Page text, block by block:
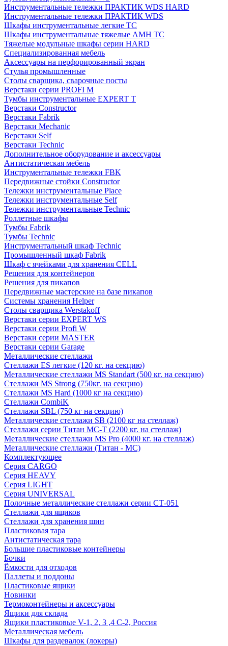
Инструментальные тележки ПРАКТИК WDS HARD
Инструментальные тележки ПРАКТИК WDS
Шкафы инструментальные легкие ТС
Шкафы инструментальные тяжелые AMH TC
Тяжелые модульные шкафы серии HARD
Cпециализированная мебель
Аксессуары на перфорированный экран
Стулья промышленные
Столы сварщика, сварочные посты
Верстаки серии PROFI M
Тумбы инструментальные EXPERT T
Верстаки Constructor
Верстаки Fabrik
Верстаки Mechanic
Верстаки Self
Верстаки Technic
Дополнительное оборудование и аксессуары
Антистатическая мебель
Инструментальные тележки FBK
Передвижные стойки Constructor
Тележки инструментальные Place
Тележки инструментальные Self
Тележки инструментальные Technic
Роллетные шкафы
Тумбы Fabrik
Тумбы Technic
Инструментальный шкаф Technic
Промышленный шкаф Fabrik
Шкаф с ячейками для хранения CELL
Решения для контейнеров
Решения для пикапов
Передвижные мастерские на базе пикапов
Системы хранения Helper
Столы сварщика Werstakoff
Верстаки серии EXPERT WS
Верстаки серии Profi W
Верстаки серии MASTER
Верстаки серии Garage
Металлические стеллажи
Стеллажи ES легкие (120 кг. на секцию)
Металлические стеллажи MS Standart (500 кг. на секцию)
Стеллажи MS Strong (750кг. на секцию)
Стеллажи MS Hard (1000 кг на секцию)
Стеллажи CombiK
Стеллажи SBL (750 кг на секцию)
Металлические стеллажи SB (2100 кг на стеллаж)
Стеллажи серии Титан МС-Т (2200 кг. на стеллаж)
Металлические стеллажи MS Pro (4000 кг. на стеллаж)
Металлические стеллажи (Титан - МС)
Комплектующее
Серия CARGO
Серия HEAVY
Серия LIGHT
Серия UNIVERSAL
Полочные металлические стеллажи серии СТ-051
Стеллажи для ящиков
Стеллажи для хранения шин
Пластиковая тара
Антистатическая тара
Большие пластиковые контейнеры
Бочки
Ёмкости для отходов
Паллеты и поддоны
Пластиковые ящики
Новинки
Термоконтейнеры и аксессуары
Ящики для склада
Ящики пластиковые V-1, 2, 3 ,4 С-2, Россия
Металлическая мебель
Шкафы для раздевалок (локеры)